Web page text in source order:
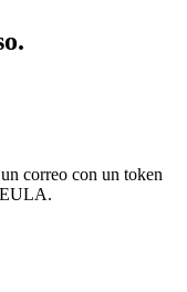
correo con un token
EULA.